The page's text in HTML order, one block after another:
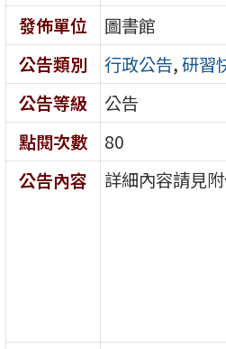
發佈單位
圖書館
公告類別
行政公告,研習
公告等級
公告
點閱次數
80
公告內容
詳細內容請見